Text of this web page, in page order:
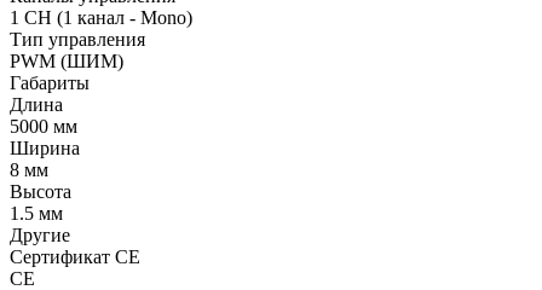
1 CH (1 канал - Mono)
Тип управления
PWM (ШИМ)
Габариты
Длина
5000 мм
Ширина
8 мм
Высота
1.5 мм
Другие
Сертификат CE
CE